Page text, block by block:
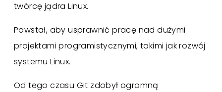
twórcę jądra Linux.
Powstał, aby usprawnić pracę nad dużymi
projektami programistycznymi, takimi jak rozwój
systemu Linux.
Od tego czasu Git zdobył ogromną